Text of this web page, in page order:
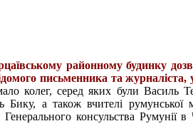
районному будинку
письменника та
колег, серед яких були Василь
а також вчителі румунської
консульства Румунії